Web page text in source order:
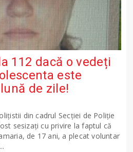
112 dacă o vedeți
este
de zile!
din cadrul Secției de Poliție
sesizați cu privire la faptul că
de 17 ani, a plecat voluntar